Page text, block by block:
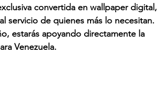
convertida en wallpaper digital,
servicio de quienes más lo necesitan.
estarás apoyando directamente la
Venezuela.